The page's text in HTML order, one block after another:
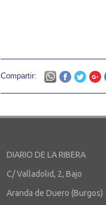
Compartir:
DIARIO DE LA RIBERA
C/ Valladolid, 2, Bajo
Aranda de Duero (Burgos)